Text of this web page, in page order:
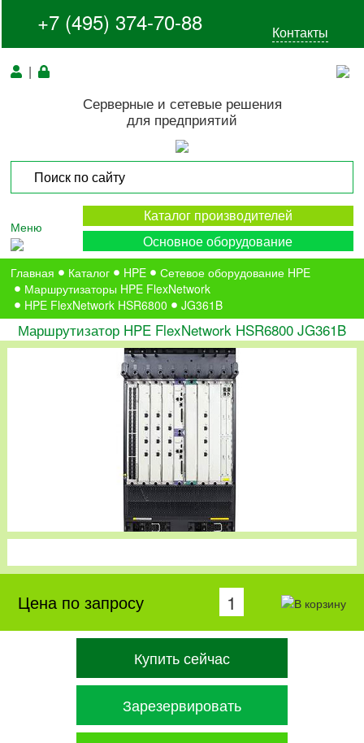
+7 (495) 374-70-88 Контакты
|
Серверные и сетевые решения
для предприятий
Меню
Каталог производителей
Основное оборудование
Главная Каталог HPE
Сетевое оборудование HPE
Маршрутизаторы HPE FlexNetwork
HPE FlexNetwork HSR6800
JG361B
Маршрутизатор HPE FlexNetwork HSR6800 JG361B
Цена по запросу
Купить сейчас
Зарезервировать